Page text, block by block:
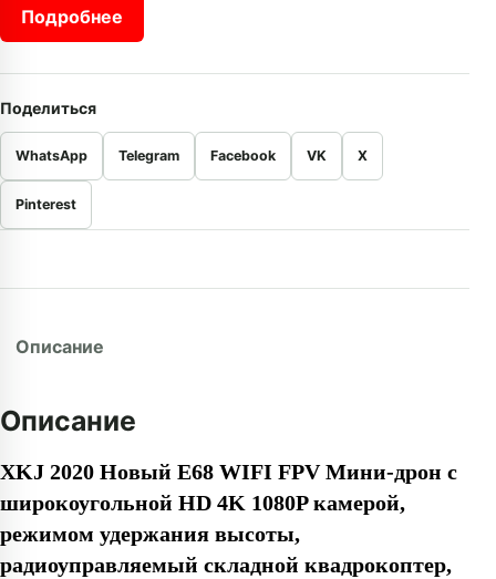
Подробнее
Поделиться
WhatsApp Telegram Facebook VK X
Pinterest
Описание
Описание
XKJ 2020 Новый E68 WIFI FPV Мини-дрон с
широкоугольной HD 4K 1080P камерой,
режимом удержания высоты,
радиоуправляемый складной квадрокоптер,